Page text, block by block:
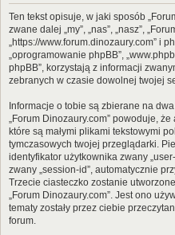
Ten tekst opisuje, w jaki sposób
zwane dalej „my”, „nas”, „nasz”,
„https://www.forum.dinozaury.com” i
„oprogramowanie phpBB”,
phpBB”, korzystają z informacji
zebranych w czasie dowolnej twojej
Informacje o tobie są zbierane na
„Forum Dinozaury.com” powoduje,
które są małymi plikami tekstowymi
tymczasowych twojej przeglądarki.
identyfikator użytkownika zwany
zwany „session-id”, automatycznie
Trzecie ciasteczko zostanie
„Forum Dinozaury.com”. Jest ono
tematy zostały przez ciebie
forum.